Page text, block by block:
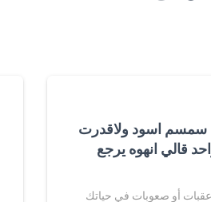
اسود ولاقدرت
قالي انهوه يرجع
أو صعوبات في حياتك